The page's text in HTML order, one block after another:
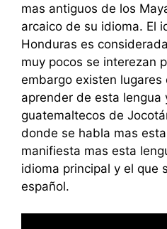
mas antiguos de los
arcaico de su idioma. El
Honduras es
muy pocos se interezan
embargo existen lugares
aprender de esta lengua
guatemaltecos de
donde se habla mas
manifiesta mas esta
idioma principal y el que
español.